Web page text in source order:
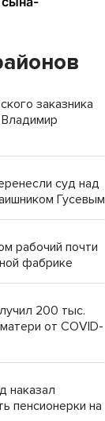
заказника
суд над
Гусевым
рабочий почти
фабрике
200 тыс.
от COVID-
наказал
пенсионерки на